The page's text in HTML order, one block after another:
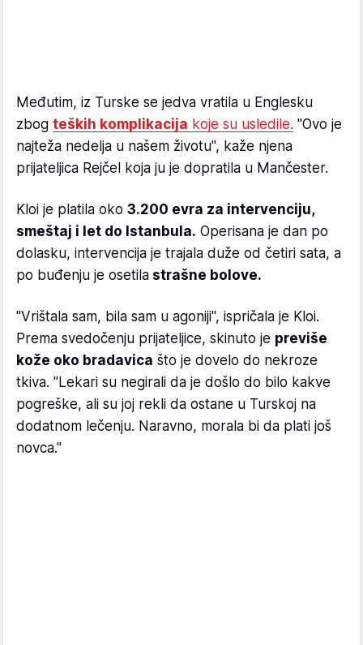
Međutim, iz Turske se jedva vratila u Englesku
zbog teških komplikacija koje su usledile. "Ovo je
najteža nedelja u našem životu", kaže njena
prijateljica Rejčel koja ju je dopratila u Mančester.
Kloi je platila oko 3.200 evra za intervenciju,
smeštaj i let do Istanbula. Operisana je dan po
dolasku, intervencija je trajala duže od četiri sata, a
po buđenju je osetila strašne bolove.
"Vrištala sam, bila sam u agoniji", ispričala je Kloi.
Prema svedočenju prijateljice, skinuto je previše
kože oko bradavica što je dovelo do nekroze
tkiva. "Lekari su negirali da je došlo do bilo kakve
pogreške, ali su joj rekli da ostane u Turskoj na
dodatnom lečenju. Naravno, morala bi da plati još
novca."